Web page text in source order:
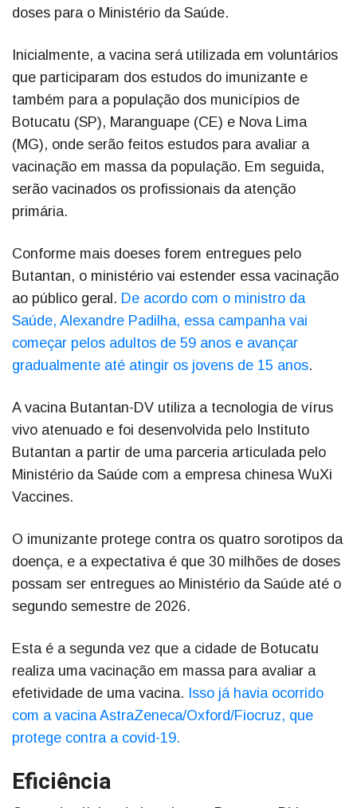
doses para o Ministério da Saúde.
Inicialmente, a vacina será utilizada em voluntários
que participaram dos estudos do imunizante e
também para a população dos municípios de
Botucatu (SP), Maranguape (CE) e Nova Lima
(MG), onde serão feitos estudos para avaliar a
vacinação em massa da população. Em seguida,
serão vacinados os profissionais da atenção
primária.
Conforme mais doeses forem entregues pelo
Butantan, o ministério vai estender essa vacinação
ao público geral. De acordo com o ministro da
Saúde, Alexandre Padilha, essa campanha vai
começar pelos adultos de 59 anos e avançar
gradualmente até atingir os jovens de 15 anos.
A vacina Butantan-DV utiliza a tecnologia de vírus
vivo atenuado e foi desenvolvida pelo Instituto
Butantan a partir de uma parceria articulada pelo
Ministério da Saúde com a empresa chinesa WuXi
Vaccines.
O imunizante protege contra os quatro sorotipos da
doença, e a expectativa é que 30 milhões de doses
possam ser entregues ao Ministério da Saúde até o
segundo semestre de 2026.
Esta é a segunda vez que a cidade de Botucatu
realiza uma vacinação em massa para avaliar a
efetividade de uma vacina. Isso já havia ocorrido
com a vacina AstraZeneca/Oxford/Fiocruz, que
protege contra a covid-19.
Eficiência